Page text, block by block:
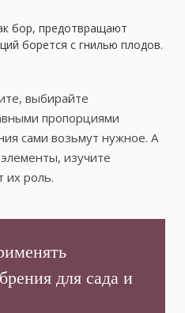
бор, предотвращают
борется с гнилью плодов.
выбирайте
пропорциями
сами возьмут нужное. А
изучите
их роль.
для сада и